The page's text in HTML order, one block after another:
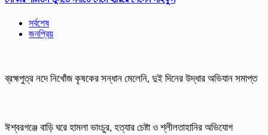
সর্বশেষ
জনপ্রিয়
ব্রহ্মপুত্র নদে নিখোঁজ কৃষকের সন্ধান মেলেনি, দুই দিনের উদ্ধার অভিযান সমাপ্ত
ঈশ্বরগঞ্জে বাড়ি ঘরে হামলা ভাংচুর, হত্যার চেষ্টা ও শ্লীলতাহানির অভিযোগ